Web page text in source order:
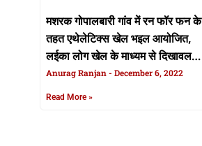
मशरक गोपालबारी गांव में रन फॉर फन के
तहत एथेलेटिक्स खेल भइल आयोजित,
लईका लोग खेल के माध्यम से दिखावल
आपन प्रतिभा, खेल देखे खातिर दर्शकन के
उमड़ल भीड़
Anurag Ranjan December 6, 2022
Read More »